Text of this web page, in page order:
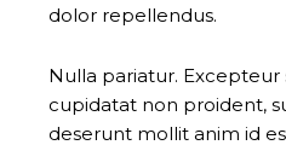
dolor repellendus.
Nulla pariatur.
cupidatat non proident,
deserunt mollit anim id